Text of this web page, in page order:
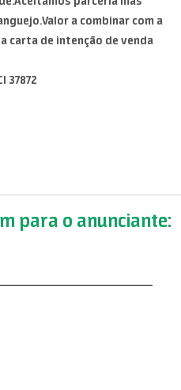
a combinar com a
carta de intenção de venda
37872
para o anunciante: